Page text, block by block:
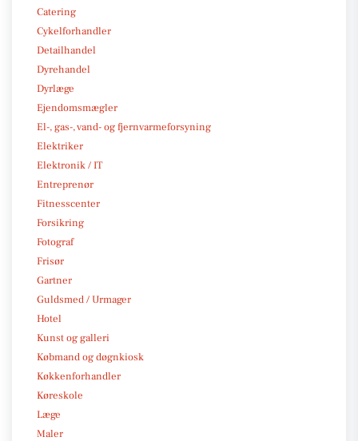
Catering
Cykelforhandler
Detailhandel
Dyrehandel
Dyrlæge
Ejendomsmægler
El-, gas-, vand- og fjernvarmeforsyning
Elektriker
Elektronik / IT
Entreprenør
Fitnesscenter
Forsikring
Fotograf
Frisør
Gartner
Guldsmed / Urmager
Hotel
Kunst og galleri
Købmand og døgnkiosk
Køkkenforhandler
Køreskole
Læge
Maler